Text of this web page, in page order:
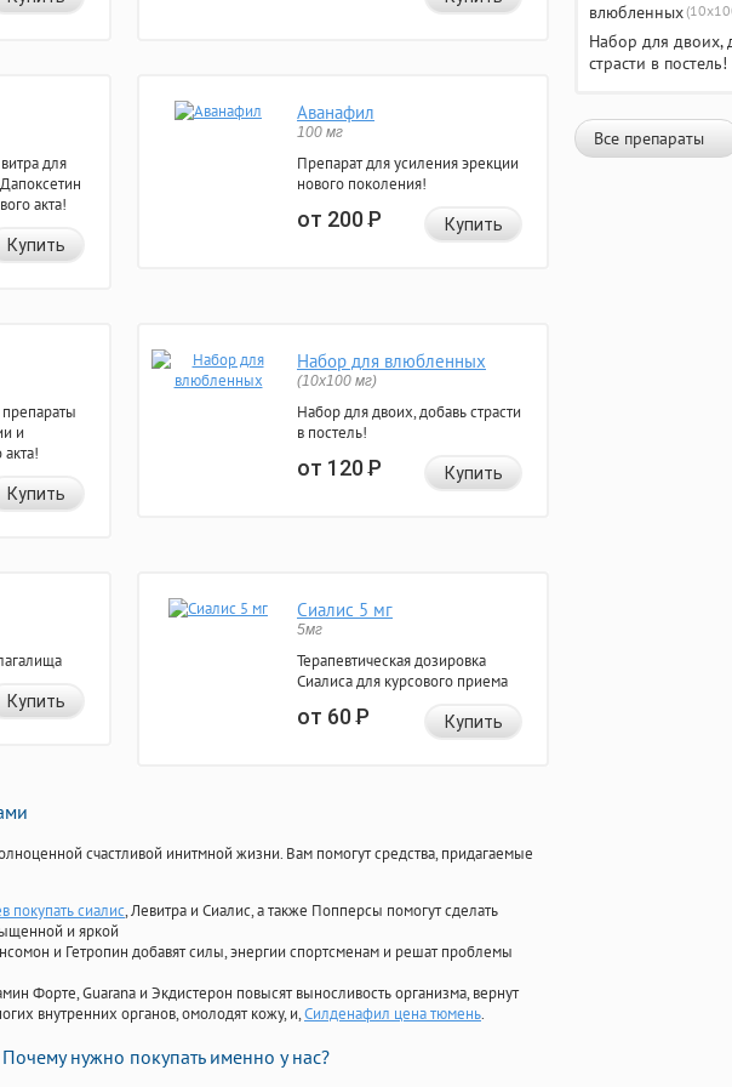
для
акта!
Купить
Аванафил
100 мг
Препарат для усиления эрекции
нового поколения!
от 200Р Купить
и
Купить
Набор для влюбленных
(10х100 мг)
Набор для двоих, добавь страсти
в постель!
от 120Р Купить
Купить
Сиалис 5 мг
5мг
Терапевтическая дозировка
Сиалиса для курсового приема
от 60Р Купить
счастливой инитмной жизни. Вам помогут средства, придагаемые
покупать сиалис, Левитра и Сиалис, а также Попперсы помогут сделать
и яркой
и Гетропин добавят силы, энергии спортсменам и решат проблемы
Форте, Guarana и Экдистерон повысят выносливость организма, вернут
внутренних органов, омолодят кожу, и,Силденафил цена тюмень.
нужно покупать именно у нас?
Набор для двоих,
страсти в постель!
Все препараты